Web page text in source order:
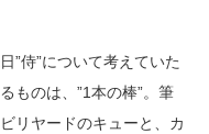
”侍”について考えていた
ものは、”1本の棒”。筆
リヤードのキューと、カ